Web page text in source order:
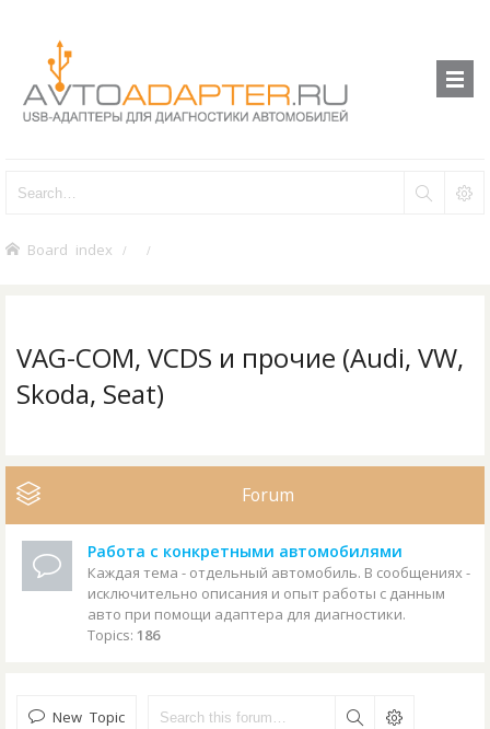
Board index
VAG-COM, VCDS и прочие (Audi, VW,
Skoda, Seat)
Forum
Работа с конкретными автомобилями
Каждая тема - отдельный автомобиль. В сообщениях -
исключительно описания и опыт работы с данным
авто при помощи адаптера для диагностики.
Topics: 186
New Topic